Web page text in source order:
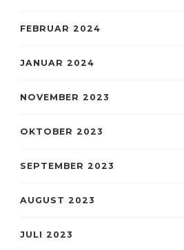
FEBRUAR 2024
JANUAR 2024
NOVEMBER 2023
OKTOBER 2023
SEPTEMBER 2023
AUGUST 2023
JULI 2023